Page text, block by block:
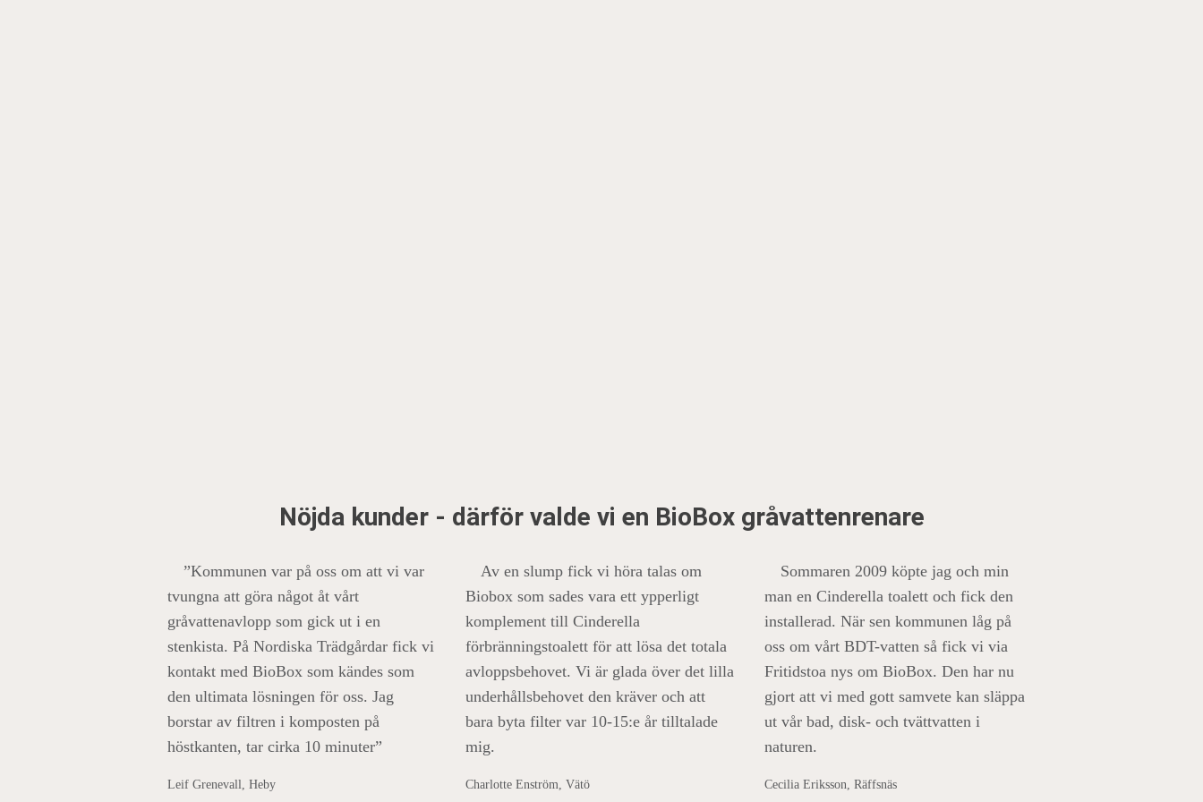
Nöjda kunder - därför valde vi en BioBox gråvattenrenare
”Kommunen var på oss om att vi var
tvungna att göra något åt vårt
gråvattenavlopp som gick ut i en
stenkista. På Nordiska Trädgårdar fick vi
kontakt med BioBox som kändes som
den ultimata lösningen för oss. Jag
borstar av filtren i komposten på
höstkanten, tar cirka 10 minuter”
Leif Grenevall, Heby
Av en slump fick vi höra talas om
Biobox som sades vara ett ypperligt
komplement till Cinderella
förbränningstoalett för att lösa det totala
avloppsbehovet. Vi är glada över det lilla
underhållsbehovet den kräver och att
bara byta filter var 10-15:e år tilltalade
mig.
Charlotte Enström, Vätö
Sommaren 2009 köpte jag och min
man en Cinderella toalett och fick den
installerad. När sen kommunen låg på
oss om vårt BDT-vatten så fick vi via
Fritidstoa nys om BioBox. Den har nu
gjort att vi med gott samvete kan släppa
ut vår bad, disk- och tvättvatten i
naturen.
Cecilia Eriksson, Räffsnäs